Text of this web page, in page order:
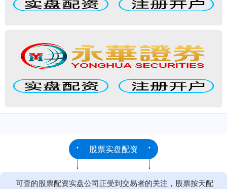
股票实盘配资
可查的股票配资实盘公司正受到交易者的关注，股票按天配